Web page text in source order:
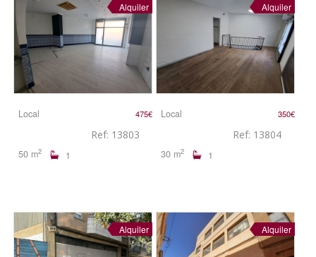
Alquiler
Local 475€
Ref: 13803
50 m2 1
Alquiler
Local 350€
Ref: 13804
30 m2 1
Alquiler Alquiler